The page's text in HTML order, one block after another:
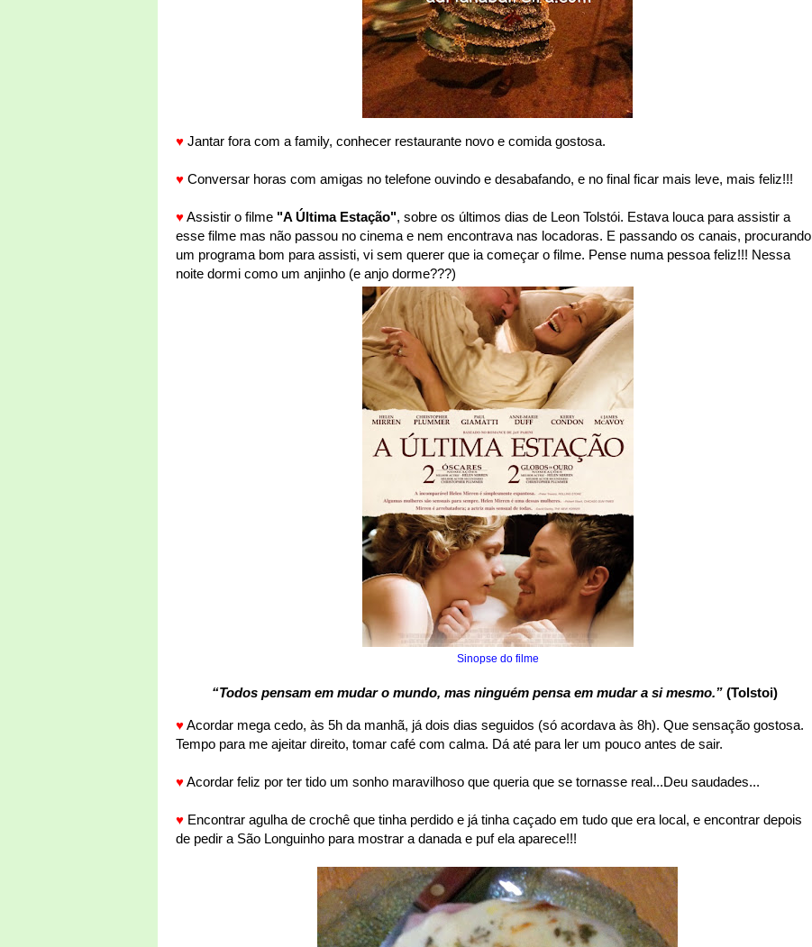
♥ Jantar fora com a family, conhecer restaurante novo e comida gostosa.
♥ Conversar horas com amigas no telefone ouvindo e desabafando, e no final ficar mais leve, mais feliz!!!
♥Assistir o filme "A Última Estação", sobre os últimos dias de Leon Tolstói. Estava louca para assistir a
esse filme mas não passou no cinema e nem encontrava nas locadoras. E passando os canais, procurando
um programa bom para assisti, vi sem querer que ia começar o filme. Pense numa pessoa feliz!!! Nessa
noite dormi como um anjinho (e anjo dorme???)
Sinopse do filme
“Todos pensam em mudar o mundo, mas ninguém pensa em mudar a si mesmo.” (Tolstoi)
♥Acordar mega cedo, às 5h da manhã, já dois dias seguidos (só acordava às 8h). Que sensação gostosa.
Tempo para me ajeitar direito, tomar café com calma. Dá até para ler um pouco antes de sair.
♥Acordar feliz por ter tido um sonho maravilhoso que queria que se tornasse real...Deu saudades...
♥ Encontrar agulha de crochê que tinha perdido e já tinha caçado em tudo que era local, e encontrar depois
de pedir a São Longuinho para mostrar a danada e puf ela aparece!!!